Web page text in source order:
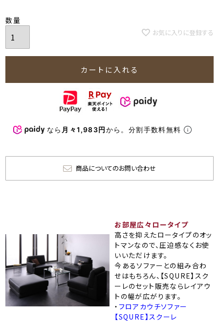
お気に入りに登録する
カートに入れる
なら 月々1,983円から。分割手数料無料
商品についてのお問い合わせ
お部屋広々ロータイプ
高さを抑えたロータイプのオッ
トマンなので、圧迫感なくお使
いいただけます。
今あるソファーとの組み合わ
せはもちろん、【SQURE】スク
ーレのセット販売ならレイアウ
トの幅が広がります。
・ フロアカウチソファー
【SQURE】スクーレ